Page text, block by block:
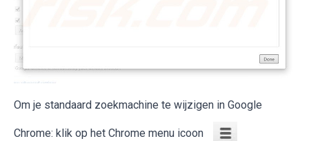
Om je standaard zoekmachine te wijzigen in Google
Chrome: klik op het Chrome menu icoon